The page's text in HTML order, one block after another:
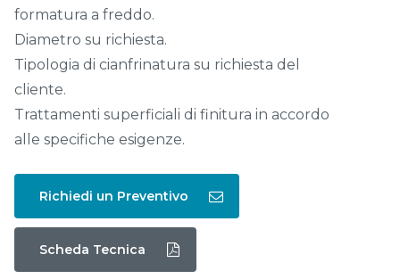
formatura a freddo.
Diametro su richiesta.
Tipologia di cianfrinatura su richiesta del
cliente.
Trattamenti superficiali di finitura in accordo
alle specifiche esigenze.
Richiedi un Preventivo
Scheda Tecnica